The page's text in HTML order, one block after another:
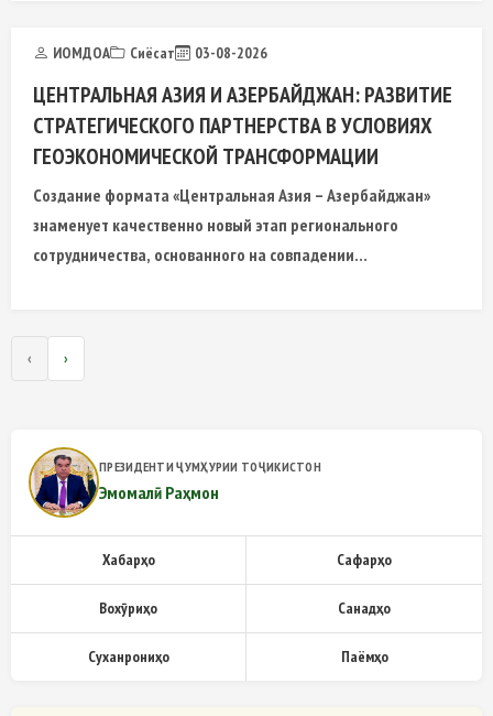
ИОМДОА Сиёсат 03-08-2026
ЦЕНТРАЛЬНАЯ АЗИЯ И АЗЕРБАЙДЖАН: РАЗВИТИЕ
СТРАТЕГИЧЕСКОГО ПАРТНЕРСТВА В УСЛОВИЯХ
ГЕОЭКОНОМИЧЕСКОЙ ТРАНСФОРМАЦИИ
Создание формата «Центральная Азия – Азербайджан»
знаменует качественно новый этап регионального
сотрудничества, основанного на совпадении
‹ ›
ПРЕЗИДЕНТИ ҶУМҲУРИИ ТОҶИКИСТОН
Эмомалӣ Раҳмон
Хабарҳо Сафарҳо
Вохӯриҳо Санадҳо
Суханрониҳо Паёмҳо